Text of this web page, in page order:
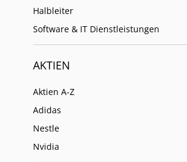
Halbleiter
Software & IT Dienstleistungen
AKTIEN
Aktien A-Z
Adidas
Nestle
Nvidia